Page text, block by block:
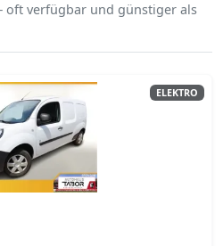
verfügbar und günstiger als
ELEKTRO